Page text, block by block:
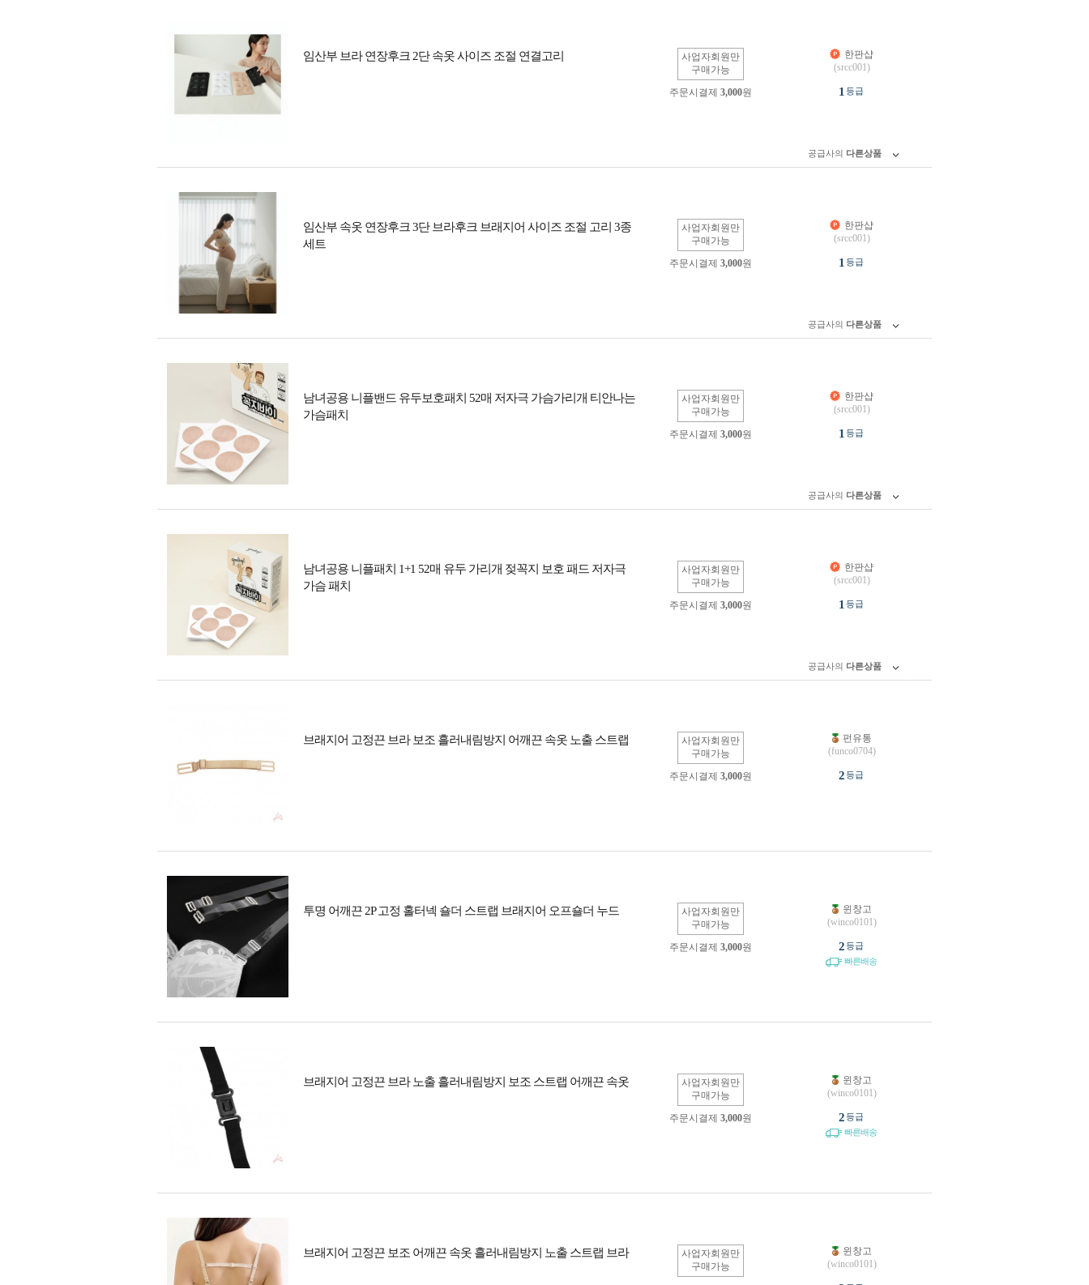
임산부 브라 연장후크 2단 속옷 사이즈 조절 연결고리
사업자회원만
구매가능
주문시결제 3,000원
한판샵
(srcc001)
1 등급
공급사의 다른상품
임산부 속옷 연장후크 3단 브라후크 브래지어 사이즈 조절 고리 3종
세트
사업자회원만
구매가능
주문시결제 3,000원
한판샵
(srcc001)
1 등급
공급사의 다른상품
남녀공용 니플밴드 유두보호패치 52매 저자극 가슴가리개 티안나는
가슴패치
사업자회원만
구매가능
주문시결제 3,000원
한판샵
(srcc001)
1 등급
공급사의 다른상품
남녀공용 니플패치 1+1 52매 유두 가리개 젖꼭지 보호 패드 저자극
가슴 패치
사업자회원만
구매가능
주문시결제 3,000원
한판샵
(srcc001)
1 등급
공급사의 다른상품
브래지어 고정끈 브라 보조 흘러내림방지 어깨끈 속옷 노출 스트랩
사업자회원만
구매가능
주문시결제 3,000원
펀유통
(funco0704)
2등급
투명 어깨끈 2P 고정 홀터넥 숄더 스트랩 브래지어 오프숄더 누드
사업자회원만
구매가능
주문시결제 3,000원
윈창고
(winco0101)
2등급
빠른배송
브래지어 고정끈 브라 노출 흘러내림방지 보조 스트랩 어깨끈 속옷
사업자회원만
구매가능
주문시결제 3,000원
윈창고
(winco0101)
2등급
빠른배송
브래지어 고정끈 보조 어깨끈 속옷 흘러내림방지 노출 스트랩 브라
사업자회원만
구매가능
윈창고
(winco0101)